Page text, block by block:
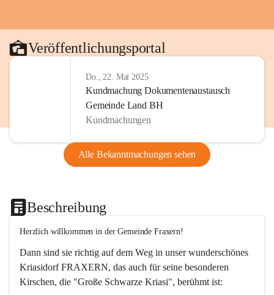
Veröffentlichungsportal
Do., 22. Mai 2025
Kundmachung Dokumentenaustausch
Gemeinde Land BH
Kundmachungen
Alle Bekanntmachungen sehen
Beschreibung
Herzlich willkommen in der Gemeinde Fraxern!
Dann sind sie richtig auf dem Weg in unser wunderschönes
Kriasidorf FRAXERN, das auch für seine besonderen
Kirschen, die "Große Schwarze Kriasi", berühmt ist: